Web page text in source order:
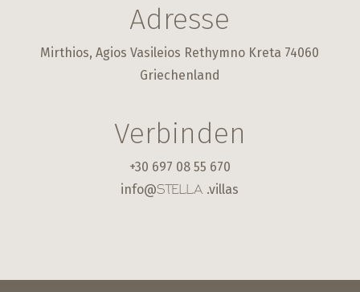
Adresse
Mirthios, Agios Vasileios Rethymno Kreta 74060
Griechenland
Verbinden
+30 697 08 55 670
info@STELLA .villas